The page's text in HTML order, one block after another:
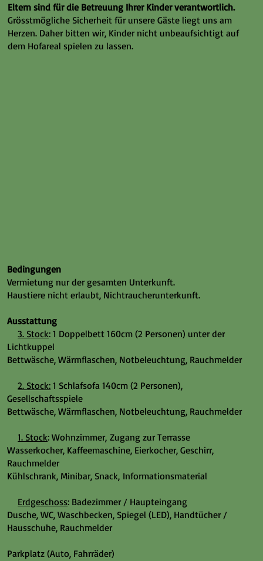
Bedingungen
Vermietung nur der gesamten Unterkunft.
Haustiere nicht erlaubt, Nichtraucherunterkunft.
Ausstattung
3. Stock: 1 Doppelbett 160cm (2 Personen) unter der
Lichtkuppel
Bettwäsche, Wärmflaschen, Notbeleuchtung, Rauchmelder
2. Stock: 1 Schlafsofa 140cm (2 Personen),
Gesellschaftsspiele
Bettwäsche, Wärmflaschen, Notbeleuchtung, Rauchmelder
1. Stock: Wohnzimmer, Zugang zur Terrasse
Wasserkocher, Kaffeemaschine, Eierkocher, Geschirr,
Rauchmelder
Kühlschrank, Minibar, Snack, Informationsmaterial
Erdgeschoss: Badezimmer / Haupteingang
Dusche, WC, Waschbecken, Spiegel (LED), Handtücher /
Hausschuhe, Rauchmelder
Parkplatz (Auto, Fahrräder)
Eltern sind für die Betreuung Ihrer Kinder verantwortlich.
Grösstmögliche Sicherheit für unsere Gäste liegt uns am
Herzen. Daher bitten wir, Kinder nicht unbeaufsichtigt auf
dem Hofareal spielen zu lassen.